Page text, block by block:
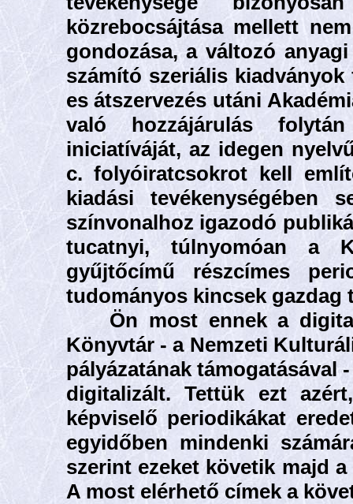
közrebocsájtása mellett
gondozása, a változó
számító szeriális kiadványok
es átszervezés utáni
való hozzájárulás
iniciatíváját, az idegen
c. folyóiratcsokrot kell
kiadási
színvonalhoz igazodó
tucatnyi, túlnyomóan a
gyűjtőcímű részcímes
tudományos kincsek gazdag
Ön most ennek a
Könyvtár - a Nemzeti
pályázatának támogatásával
digitalizált. Tettük ezt
képviselő periodikákat
egyidőben mindenki
szerint ezeket követik majd
A most elérhető címek a